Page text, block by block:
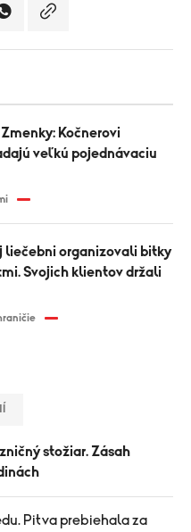
veľkú pojednávaciu
Svojich klientov držali
stožiar. Zásah
Pitva prebiehala za